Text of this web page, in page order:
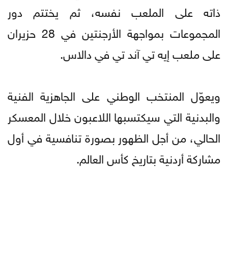
ذاته على الملعب نفسه، ثم يختتم دور
المجموعات بمواجهة الأرجنتين في 28 حزيران
على ملعب إيه تي آند تي في دالاس.
ويعوّل المنتخب الوطني على الجاهزية الفنية
والبدنية التي سيكتسبها اللاعبون خلال المعسكر
الحالي، من أجل الظهور بصورة تنافسية في أول
مشاركة أردنية بتاريخ كأس العالم.